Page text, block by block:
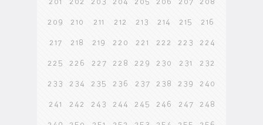
201 202 203 204 205 206 207 208
209 210 211 212 213 214 215 216
217 218 219 220 221 222 223 224
225 226 227 228 229 230 231 232
233 234 235 236 237 238 239 240
241 242 243 244 245 246 247 248